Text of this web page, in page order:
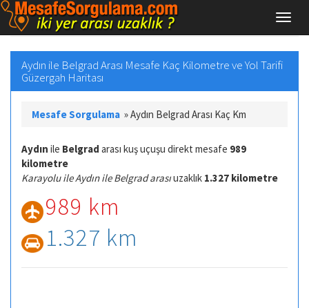
Aydın ile Belgrad Arası Mesafe Kaç Kilometre ve Yol Tarifi
Güzergah Haritası
Mesafe Sorgulama »Aydın Belgrad Arası Kaç Km
Aydın ile Belgrad arası kuş uçuşu direkt mesafe 989
kilometre
Karayolu ile Aydın ile Belgrad arasıuzaklık 1.327 kilometre
989 km
1.327 km